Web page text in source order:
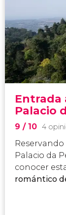
Entrada
Palacio
9 / 10 4
Palacio da
conocer
romántico